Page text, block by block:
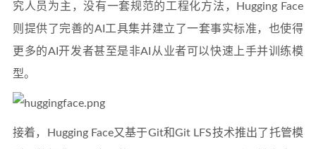
究人员为主，没有一套规范的工程化方法，Hugging Face
则提供了完善的AI工具集并建立了一套事实标准，也使得
更多的AI开发者甚至是非AI从业者可以快速上手并训练模
型。
接着，Hugging Face又基于Git和Git LFS技术推出了托管模